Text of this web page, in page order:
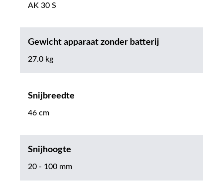
AK 30 S
Gewicht apparaat zonder batterij
27.0 kg
Snijbreedte
46 cm
Snijhoogte
20 - 100 mm